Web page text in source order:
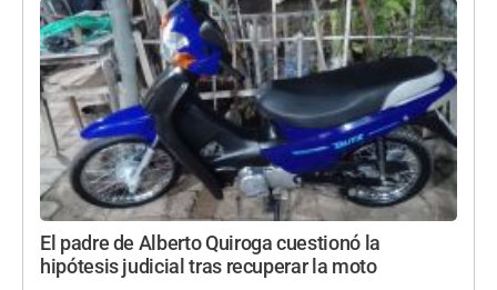
El padre de Alberto Quiroga cuestionó la
hipótesis judicial tras recuperar la moto